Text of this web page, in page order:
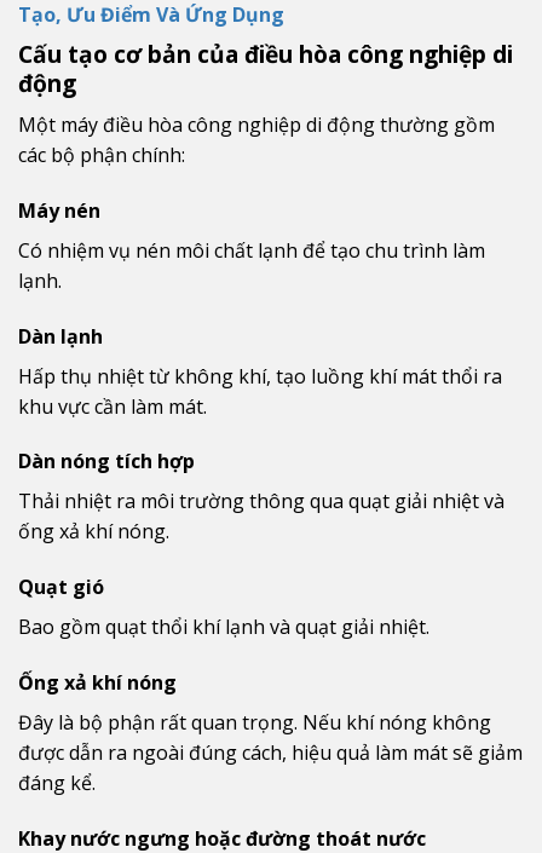
Tạo, Ưu Điểm Và Ứng Dụng
Cấu tạo cơ bản của điều hòa công nghiệp di
động
Một máy điều hòa công nghiệp di động thường gồm
các bộ phận chính:
Máy nén
Có nhiệm vụ nén môi chất lạnh để tạo chu trình làm
lạnh.
Dàn lạnh
Hấp thụ nhiệt từ không khí, tạo luồng khí mát thổi ra
khu vực cần làm mát.
Dàn nóng tích hợp
Thải nhiệt ra môi trường thông qua quạt giải nhiệt và
ống xả khí nóng.
Quạt gió
Bao gồm quạt thổi khí lạnh và quạt giải nhiệt.
Ống xả khí nóng
Đây là bộ phận rất quan trọng. Nếu khí nóng không
được dẫn ra ngoài đúng cách, hiệu quả làm mát sẽ giảm
đáng kể.
Khay nước ngưng hoặc đường thoát nước